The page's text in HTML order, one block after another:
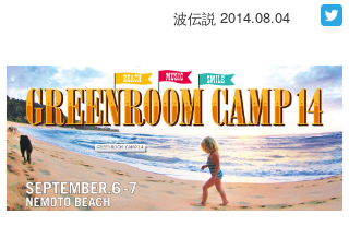
WAVE HUNTER波予想ツール
気象情報
ニュース
波伝説 2014.08.04
アート＆エンタメ
コラム
トラベル